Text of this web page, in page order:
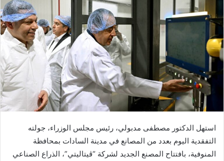
استهل الدكتور مصطفى مدبولي، رئيس مجلس الوزراء، جولته
التفقدية اليوم بعدد من المصانع في مدينة السادات بمحافظة
المنوفية، بافتتاح المصنع الجديد لشركة “ڤيتاليتي”، الذراع الصناعي